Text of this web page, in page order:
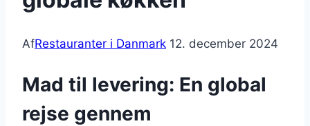
AfRestauranter i Danmark 12. december 2024
Mad til levering: En global
rejse gennem